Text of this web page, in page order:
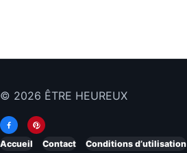
© 2026 ÊTRE HEUREUX
Accueil Contact Conditions d’utilisation